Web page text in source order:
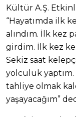
Kültür A.Ş.
“Hayatımda ilk
alındım. İlk kez
girdim. İlk kez
Sekiz saat
yolculuk yaptım.
tahliye olmak
yaşayacağım”